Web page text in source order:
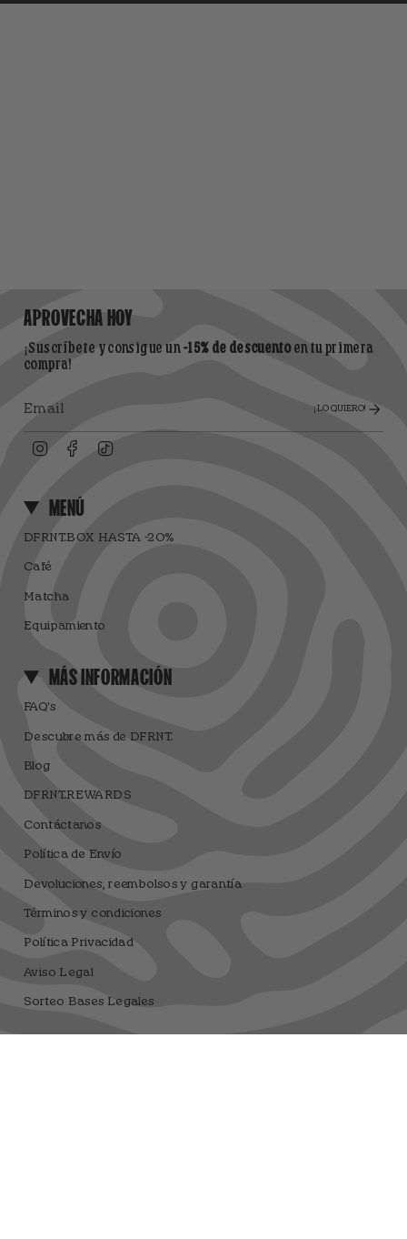
APROVECHA HOY
¡Suscríbete y consigue un -15% de descuentoen tu primera
compra!
¡LO QUIERO!
InstagramFacebook
MENÚ
DFRNT.BOX HASTA -20%
Café
Matcha
Equipamiento
MÁS INFORMACIÓN
FAQ's
Descubre más de DFRNT.
Blog
DFRNT.REWARDS
Contáctanos
Política de Envío
Devoluciones, reembolsos y garantía
Términos y condiciones
Política Privacidad
Aviso Legal
Sorteo Bases Legales